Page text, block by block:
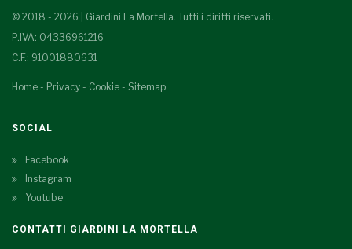
© 2018 - 2026 | Giardini La Mortella. Tutti i diritti riservati.
P.IVA: 04336961216
C.F.: 91001880631
Home - Privacy - Cookie - Sitemap
SOCIAL
Facebook
Instagram
Youtube
CONTATTI GIARDINI LA MORTELLA